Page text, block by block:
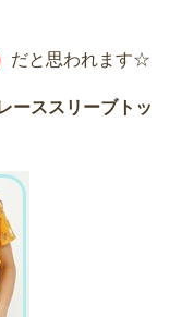
だと思われます☆
ーススリーブトッ